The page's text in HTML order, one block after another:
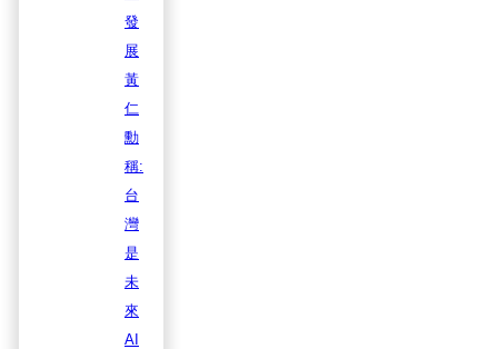
發
展
黃
仁
勳
稱:
台
灣
是
未
來
AI